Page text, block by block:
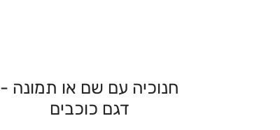
חנוכיה עם שם או תמונה -
דגם כוכבים